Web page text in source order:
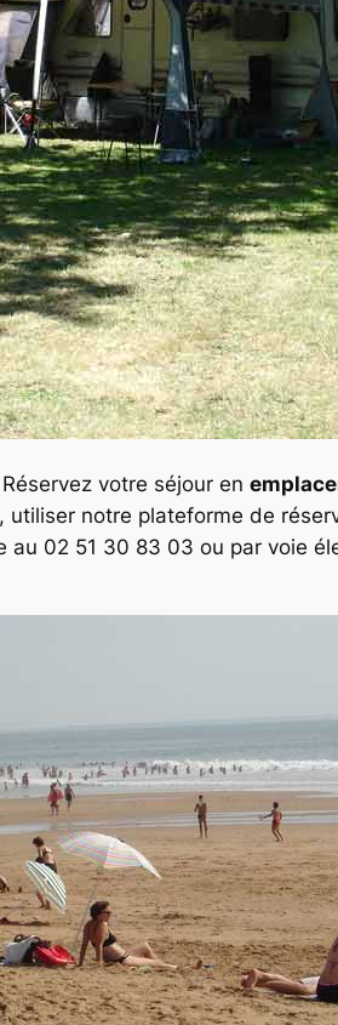
votre séjour en
utiliser notre plateforme de
02 51 30 83 03 ou par voie